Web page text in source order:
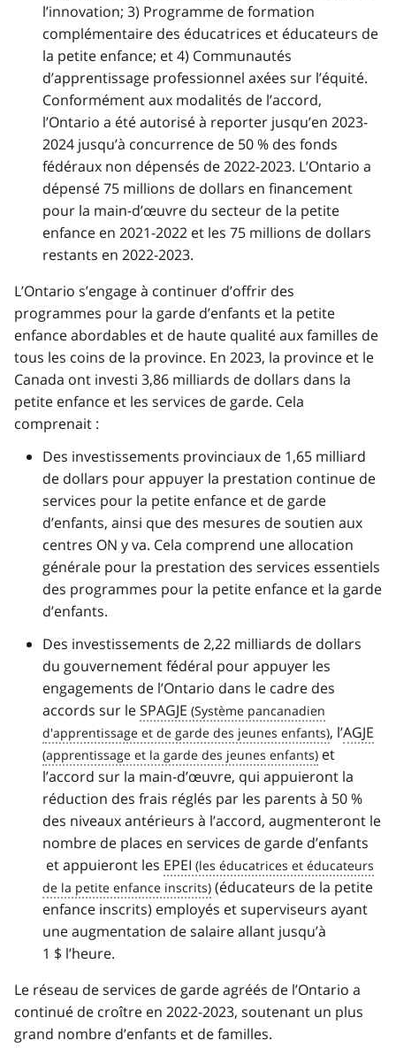
l’innovation; 3) Programme de formation
complémentaire des éducatrices et éducateurs de
la petite enfance; et 4) Communautés
d’apprentissage professionnel axées sur l’équité.
Conformément aux modalités de l’accord,
l’Ontario a été autorisé à reporter jusqu’en 2023-
2024 jusqu’à concurrence de 50 % des fonds
fédéraux non dépensés de 2022-2023. L’Ontario a
dépensé 75 millions de dollars en financement
pour la main-d’œuvre du secteur de la petite
enfance en 2021-2022 et les 75 millions de dollars
restants en 2022-2023.
L’Ontario s’engage à continuer d’offrir des
programmes pour la garde d’enfants et la petite
enfance abordables et de haute qualité aux familles de
tous les coins de la province. En 2023, la province et le
Canada ont investi 3,86 milliards de dollars dans la
petite enfance et les services de garde. Cela
comprenait :
Des investissements provinciaux de 1,65 milliard
de dollars pour appuyer la prestation continue de
services pour la petite enfance et de garde
d’enfants, ainsi que des mesures de soutien aux
centres ON y va. Cela comprend une allocation
générale pour la prestation des services essentiels
des programmes pour la petite enfance et la garde
d’enfants.
Des investissements de 2,22 milliards de dollars
du gouvernement fédéral pour appuyer les
engagements de l’Ontario dans le cadre des
accords sur leSPAGJE
, l’AGJE
et
l’accord sur la main-d’œuvre, qui appuieront la
réduction des frais réglés par les parents à 50 %
des niveaux antérieurs à l’accord, augmenteront le
nombre de places en services de garde d’enfants
et appuieront les EPEI
(éducateurs de la petite
enfance inscrits) employés et superviseurs ayant
une augmentation de salaire allant jusqu’à
1 $ l’heure.
Le réseau de services de garde agréés de l’Ontario a
continué de croître en 2022-2023, soutenant un plus
grand nombre d’enfants et de familles.